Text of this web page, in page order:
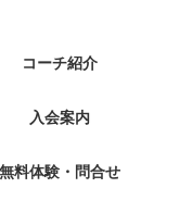
コーチ紹介
入会案内
無料体験・問合せ